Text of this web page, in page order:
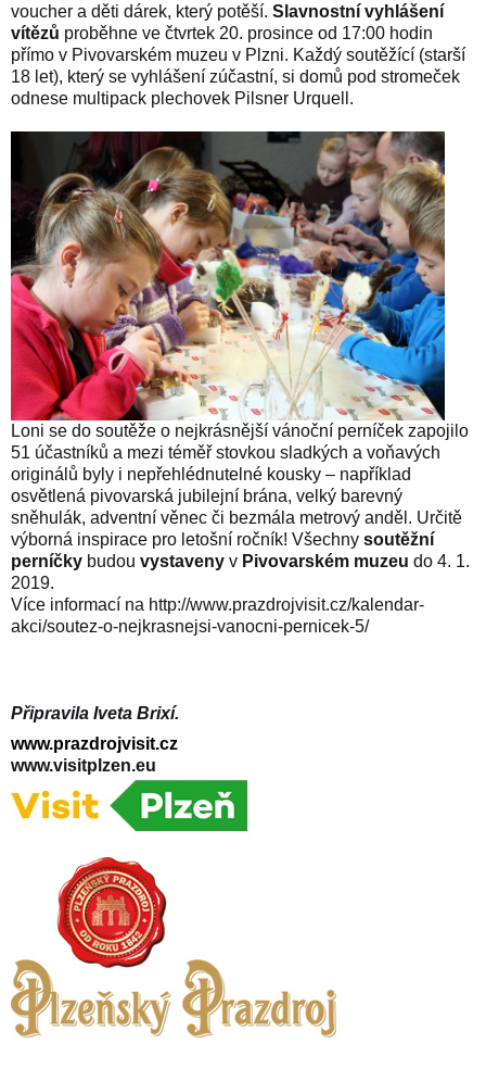
voucher a děti dárek, který potěší. Slavnostní vyhlášení
vítězů proběhne ve čtvrtek 20. prosince od 17:00 hodin
přímo v Pivovarském muzeu v Plzni. Každý soutěžící (starší
18 let), který se vyhlášení zúčastní, si domů pod stromeček
odnese multipack plechovek Pilsner Urquell.
Loni se do soutěže o nejkrásnější vánoční perníček zapojilo
51 účastníků a mezi téměř stovkou sladkých a voňavých
originálů byly i nepřehlédnutelné kousky – například
osvětlená pivovarská jubilejní brána, velký barevný
sněhulák, adventní věnec či bezmála metrový anděl. Určitě
výborná inspirace pro letošní ročník! Všechny soutěžní
perníčky budou vystaveny v Pivovarském muzeu do 4. 1.
2019.
Více informací na http://www.prazdrojvisit.cz/kalendar-
akci/soutez-o-nejkrasnejsi-vanocni-pernicek-5/
Připravila Iveta Brixí.
www.prazdrojvisit.cz
www.visitplzen.eu